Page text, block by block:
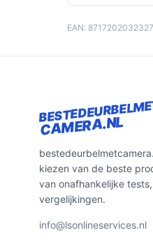
EAN: 8717202032327
CAMERA.NL
kiezen van de beste
van onafhankelijke
vergelijkingen.
info@lsonlineservices.nl